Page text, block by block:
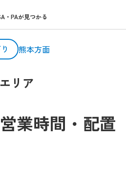
・PAが見つかる
リア
熊本方面
業時間・配置